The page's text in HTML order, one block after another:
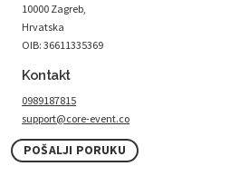
10000 Zagreb,
Hrvatska
OIB: 36611335369
Kontakt
0989187815
support@core-event.co
POŠALJI PORUKU